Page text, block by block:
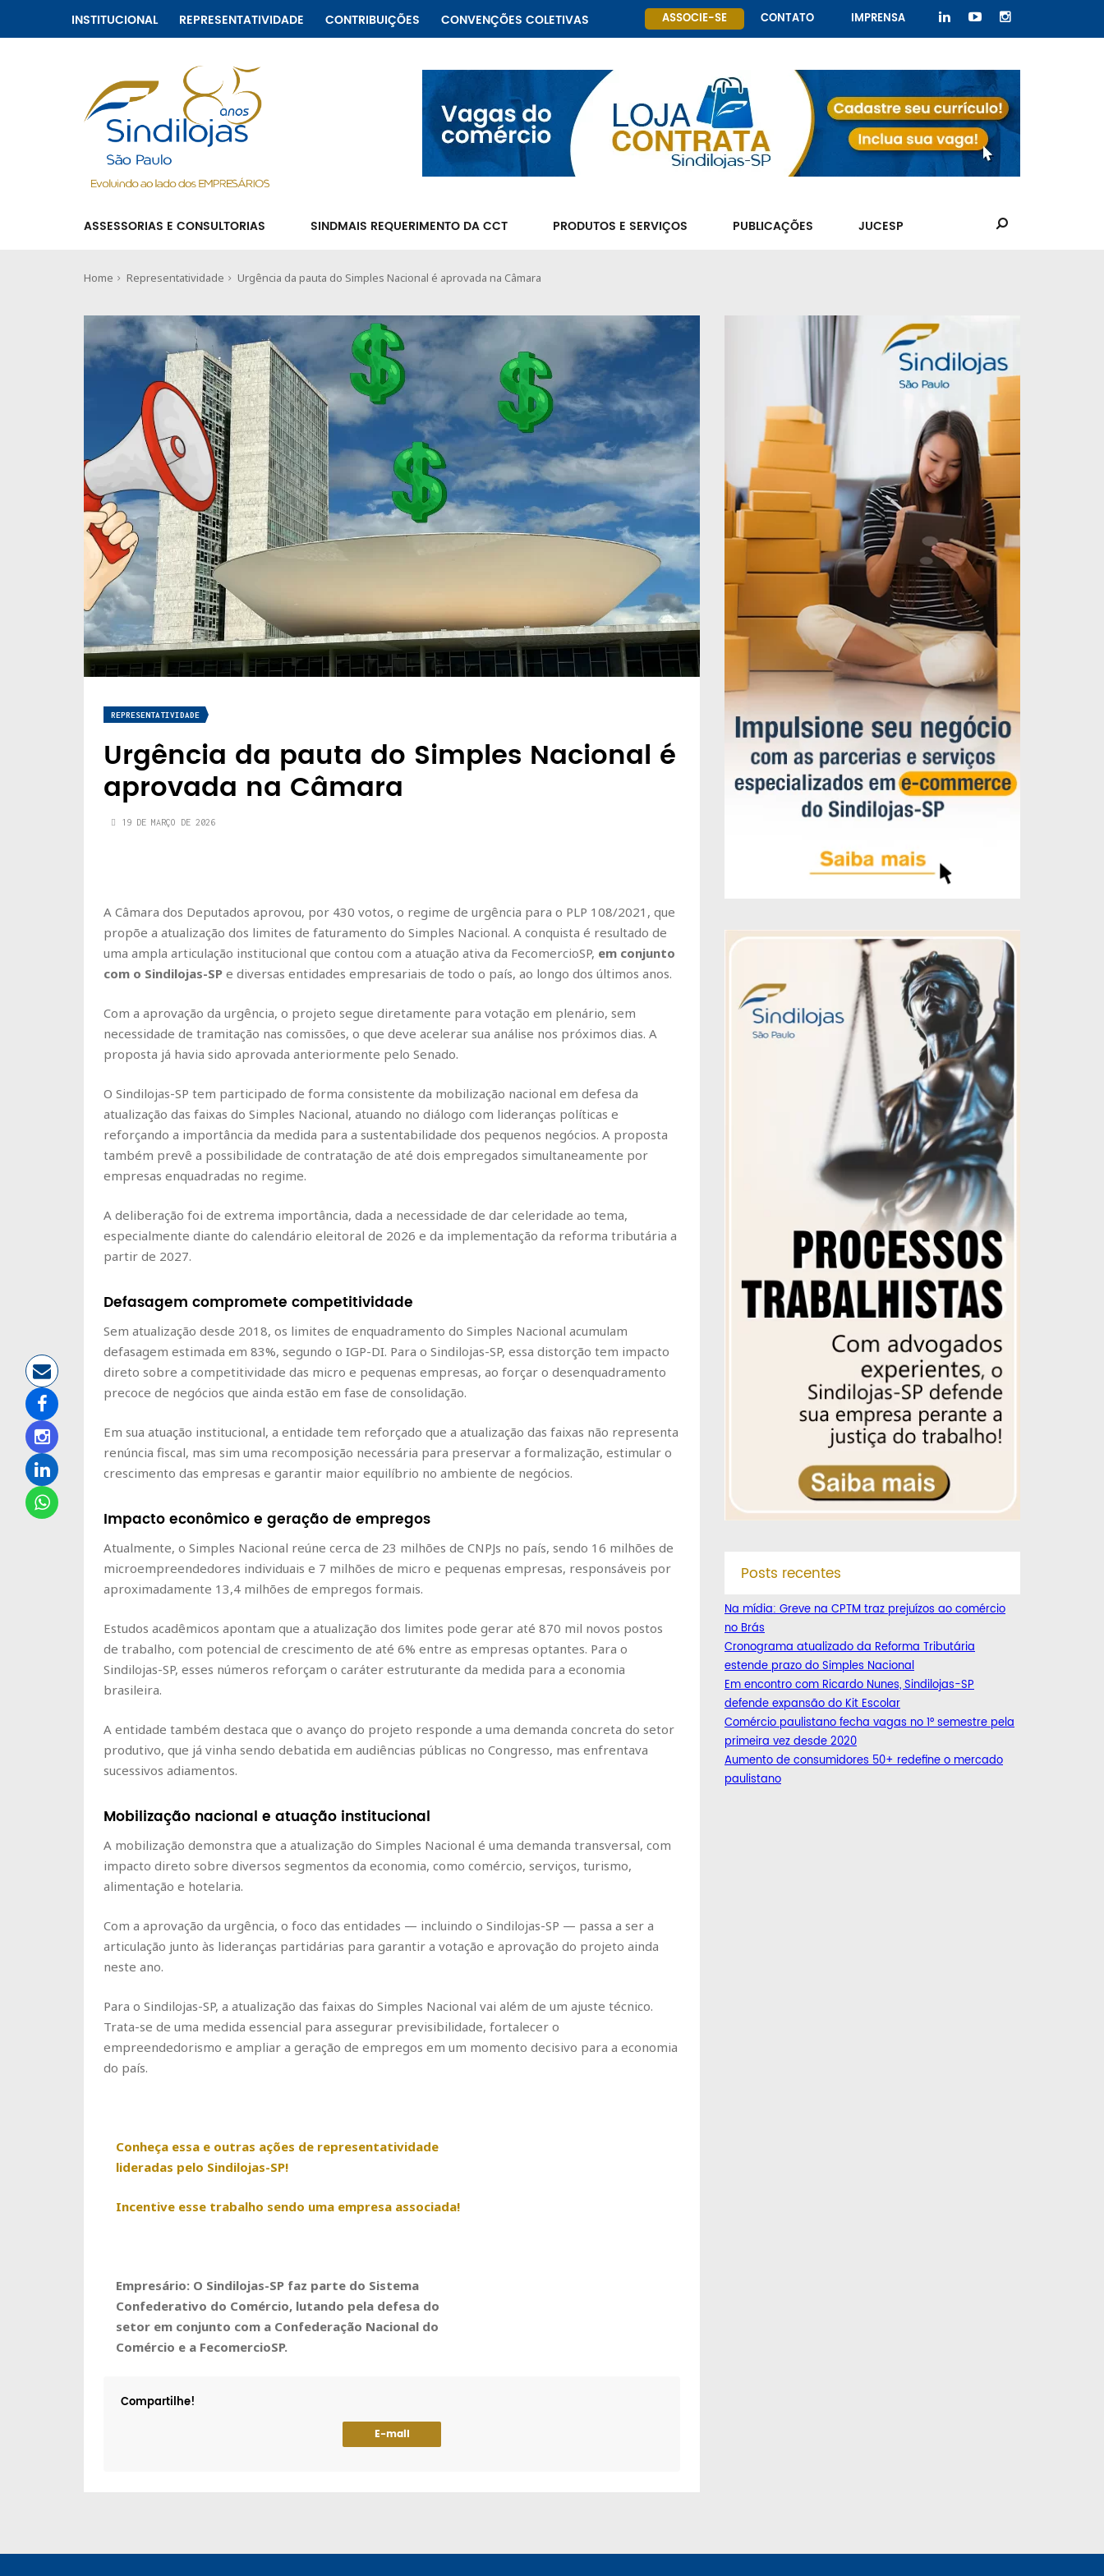
INSTITUCIONAL REPRESENTATIVIDADE CONTRIBUIÇÕES CONVENÇÕES COLETIVAS ASSOCIE-SE CONTATO IMPRENSA
ASSESSORIAS E CONSULTORIAS SINDMAIS REQUERIMENTO DA CCT PRODUTOS E SERVIÇOS PUBLICAÇÕES JUCESP
Home Representatividade Urgência da pauta do Simples Nacional é aprovada na Câmara
REPRESENTATIVIDADE
Urgência da pauta do Simples Nacional é
aprovada na Câmara
19 DE MARÇO DE 2026
A Câmara dos Deputados aprovou, por 430 votos, o regime de urgência para o PLP 108/2021 , que
propõe a atualização dos limites de faturamento do Simples Nacional. A conquista é resultado de
uma ampla articulação institucional que contou com a atuação ativa da FecomercioSP, em conjunto
com o Sindilojas-SP e diversas entidades empresariais de todo o país, ao longo dos últimos anos.
Com a aprovação da urgência, o projeto segue diretamente para votação em plenário, sem
necessidade de tramitação nas comissões, o que deve acelerar sua análise nos próximos dias. A
proposta já havia sido aprovada anteriormente pelo Senado.
O Sindilojas-SP tem participado de forma consistente da mobilização nacional em defesa da
atualização das faixas do Simples Nacional, atuando no diálogo com lideranças políticas e
reforçando a importância da medida para a sustentabilidade dos pequenos negócios. A proposta
também prevê a possibilidade de contratação de até dois empregados simultaneamente por
empresas enquadradas no regime.
A deliberação foi de extrema importância, dada a necessidade de dar celeridade ao tema,
especialmente diante do calendário eleitoral de 2026 e da implementação da reforma tributária a
partir de 2027.
Defasagem compromete competitividade
Sem atualização desde 2018, os limites de enquadramento do Simples Nacional acumulam
defasagem estimada em 83%, segundo o IGP-DI. Para o Sindilojas-SP, essa distorção tem impacto
direto sobre a competitividade das micro e pequenas empresas, ao forçar o desenquadramento
precoce de negócios que ainda estão em fase de consolidação.
Em sua atuação institucional, a entidade tem reforçado que a atualização das faixas não representa
renúncia fiscal, mas sim uma recomposição necessária para preservar a formalização, estimular o
crescimento das empresas e garantir maior equilíbrio no ambiente de negócios.
Impacto econômico e geração de empregos
Atualmente, o Simples Nacional reúne cerca de 23 milhões de CNPJs no país, sendo 16 milhões de
microempreendedores individuais e 7 milhões de micro e pequenas empresas, responsáveis por
aproximadamente 13,4 milhões de empregos formais.
Estudos acadêmicos apontam que a atualização dos limites pode gerar até 870 mil novos postos
de trabalho, com potencial de crescimento de até 6% entre as empresas optantes. Para o
Sindilojas-SP, esses números reforçam o caráter estruturante da medida para a economia
brasileira.
A entidade também destaca que o avanço do projeto responde a uma demanda concreta do setor
produtivo, que já vinha sendo debatida em audiências públicas no Congresso, mas enfrentava
sucessivos adiamentos.
Mobilização nacional e atuação institucional
A mobilização demonstra que a atualização do Simples Nacional é uma demanda transversal, com
impacto direto sobre diversos segmentos da economia, como comércio, serviços, turismo,
alimentação e hotelaria.
Com a aprovação da urgência, o foco das entidades — incluindo o Sindilojas-SP — passa a ser a
articulação junto às lideranças partidárias para garantir a votação e aprovação do projeto ainda
neste ano.
Para o Sindilojas-SP, a atualização das faixas do Simples Nacional vai além de um ajuste técnico.
Trata-se de uma medida essencial para assegurar previsibilidade, fortalecer o
empreendedorismo e ampliar a geração de empregos em um momento decisivo para a economia
do país.
Conheça essa e outras ações de representatividade
lideradas pelo Sindilojas-SP!
Incentive esse trabalho sendo uma empresa associada!
Empresário: O Sindilojas-SP faz parte do Sistema
Confederativo do Comércio, lutando pela defesa do
setor em conjunto com a Confederação Nacional do
Comércio e a FecomercioSP.
Compartilhe!
E-mail
Posts recentes
Na mídia: Greve na CPTM traz prejuízos ao comércio
no Brás
Cronograma atualizado da Reforma Tributária
estende prazo do Simples Nacional
Em encontro com Ricardo Nunes, Sindilojas-SP
defende expansão do Kit Escolar
Comércio paulistano fecha vagas no 1° semestre pela
primeira vez desde 2020
Aumento de consumidores 50+ redefine o mercado
paulistano